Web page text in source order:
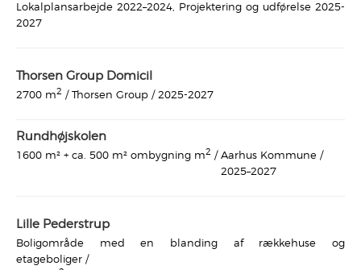
Lokalplansarbejde 2022–2024, Projektering og udførelse 2025-
2027
Thorsen Group Domicil
2700 m2 / Thorsen Group / 2025-2027
Rundhøjskolen
1600 m² + ca. 500 m² ombygning m2 / Aarhus Kommune /
2025–2027
Lille Pederstrup
Boligområde med en blanding af rækkehuse og
etageboliger /